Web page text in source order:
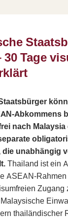
30 Tage
Abkommens
nach
unabhängig
Thailand ist ein
ASEAN-
Zugang
thailändischer